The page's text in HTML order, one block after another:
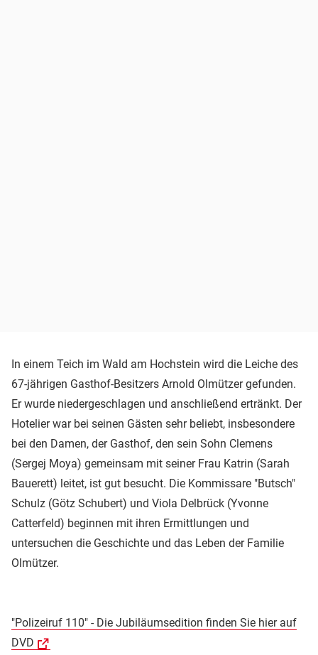
In einem Teich im Wald am Hochstein wird die Leiche des
67-jährigen Gasthof-Besitzers Arnold Olmützer gefunden.
Er wurde niedergeschlagen und anschließend ertränkt. Der
Hotelier war bei seinen Gästen sehr beliebt, insbesondere
bei den Damen, der Gasthof, den sein Sohn Clemens
(Sergej Moya) gemeinsam mit seiner Frau Katrin (Sarah
Bauerett) leitet, ist gut besucht. Die Kommissare "Butsch"
Schulz (Götz Schubert) und Viola Delbrück (Yvonne
Catterfeld) beginnen mit ihren Ermittlungen und
untersuchen die Geschichte und das Leben der Familie
Olmützer.
"Polizeiruf 110" - Die Jubiläumsedition finden Sie hier auf
DVD